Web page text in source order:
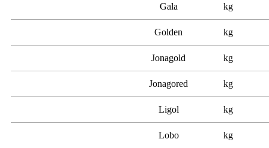
Gala kg
Golden kg
Jonagold kg
Jonagored kg
Ligol kg
Lobo kg